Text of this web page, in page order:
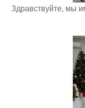
Здравствуйте, мы